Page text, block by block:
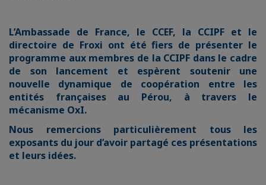
L’Ambassade de France, le CCEF, la CCIPF et le
directoire de Froxi ont été fiers de présenter le
programme aux membres de la CCIPF dans le cadre
de son lancement et espèrent soutenir une
nouvelle dynamique de coopération entre les
entités françaises au Pérou, à travers le
mécanisme OxI.
Nous remercions particulièrement tous les
exposants du jour d’avoir partagé ces présentations
et leurs idées.